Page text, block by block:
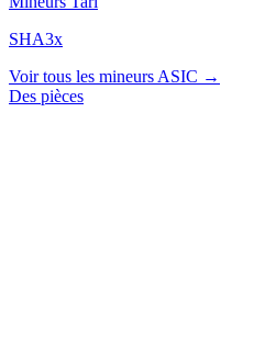
SHA3x
Voir tous les mineurs ASIC →
Des pièces